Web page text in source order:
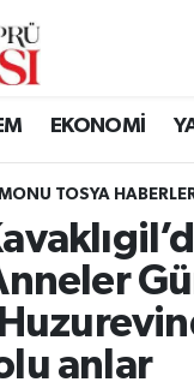
EKONOMİ
TOSYA
anlar
Edenler